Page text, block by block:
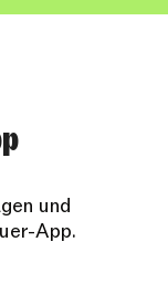
und
App.